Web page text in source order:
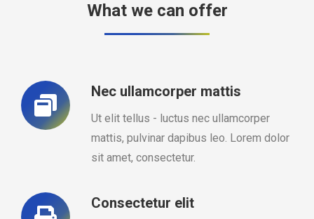
What we can offer
Nec ullamcorper mattis
Ut elit tellus - luctus nec ullamcorper
mattis, pulvinar dapibus leo. Lorem dolor
sit amet, consectetur.
Consectetur elit